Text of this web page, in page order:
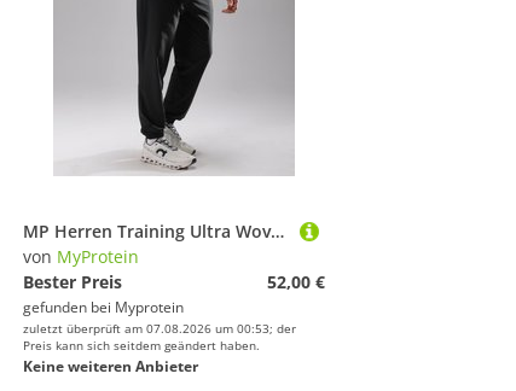
MP Herren Training Ultra Woven Jogger – Schwarz - XS
von MyProtein
Bester Preis
52,00 €
gefunden bei Myprotein
zuletzt überprüft am 07.08.2026 um 00:53; der
Preis kann sich seitdem geändert haben.
Keine weiteren Anbieter